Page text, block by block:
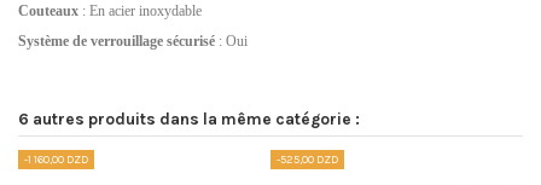
Couteaux : En acier inoxydable
Système de verrouillage sécurisé : Oui
6 autres produits dans la même catégorie :
-1 160,00 DZD -525,00 DZD